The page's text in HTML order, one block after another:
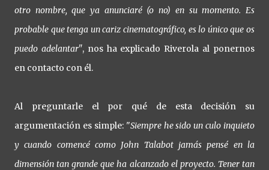
otro nombre, que ya anunciaré (o no) en su momento. Es
probable que tenga un cariz cinematográfico, es lo único que os
puedo adelantar", nos ha explicado Riverola al ponernos
en contacto con él.
Al preguntarle el por qué de esta decisión su
argumentación es simple: "Siempre he sido un culo inquieto
y cuando comencé como John Talabot jamás pensé en la
dimensión tan grande que ha alcanzado el proyecto. Tener tan